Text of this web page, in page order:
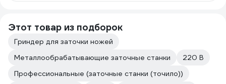
Этот товар из подборок
Гриндер для заточки ножей
Металлообрабатывающие заточные станки
220 В
Профессиональные (заточные станки (точило))